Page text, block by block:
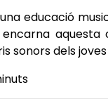
una educació
encarna aquesta
sonors dels